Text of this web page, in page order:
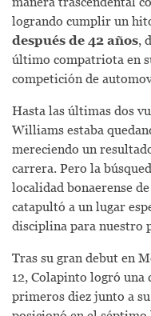
logrando cumplir un
después de 42 años,
último compatriota en
competición de
Hasta las últimas dos
Williams estaba
mereciendo un
carrera. Pero la
localidad bonaerense
catapultó a un lugar
disciplina para nuestro
Tras su gran debut en
12, Colapinto logró
primeros diez junto a